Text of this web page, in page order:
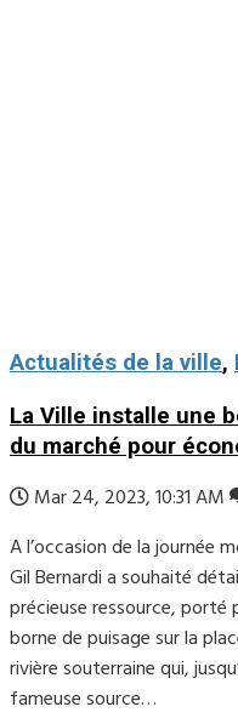
Actualités de la ville,
La Ville installe une
du marché pour
Mar 24, 2023, 10:31 AM
A l’occasion de la journée
Gil Bernardi a souhaité
précieuse ressource, porté
borne de puisage sur la
rivière souterraine qui,
fameuse source…